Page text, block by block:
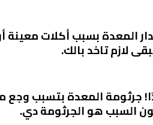
المعدة بسبب أكلات معينة
لازم تاخد بالك.
المعدة بتسبب وجع
السبب هو الجرثومة دي.